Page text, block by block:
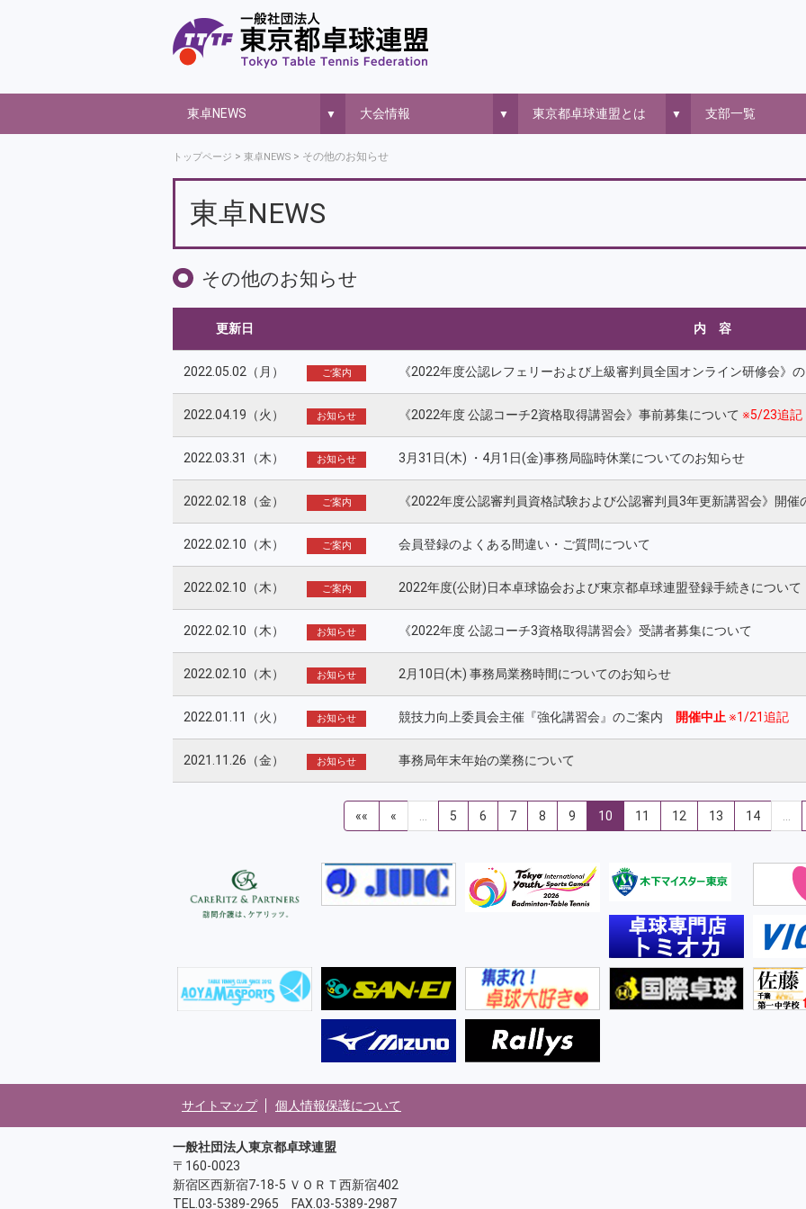
東卓NEWS ▼ 大会情報 ▼ 東京都卓球連盟とは ▼ 支部一覧
トップページ 東卓NEWS その他のお知らせ
東卓NEWS
その他のお知らせ
更新日 内 容
2022.05.02（月） ご案内 《2022年度公認レフェリーおよび上級審判員全国オンライン研修会》
2022.04.19（火） お知らせ 《2022年度 公認コーチ2資格取得講習会》事前募集について ※5/23追記
2022.03.31（木） お知らせ 3月31日(木) ・4月1日(金)事務局臨時休業についてのお知らせ
2022.02.18（金） ご案内 《2022年度公認審判員資格試験および公認審判員3年更新講習会》開催
2022.02.10（木） ご案内 会員登録のよくある間違い・ご質問について
2022.02.10（木） ご案内 2022年度(公財)日本卓球協会および東京都卓球連盟登録手続きについて
2022.02.10（木） お知らせ 《2022年度 公認コーチ3資格取得講習会》受講者募集について
2022.02.10（木） お知らせ 2月10日(木) 事務局業務時間についてのお知らせ
2022.01.11（火） お知らせ 競技力向上委員会主催『強化講習会』のご案内 開催中止 ※1/21追記
2021.11.26（金） お知らせ 事務局年末年始の業務について
«« « … 5 6 7 8 9 10 11 12 13 14 …
サイトマップ 個人情報保護について
一般社団法人東京都卓球連盟
〒160-0023
新宿区西新宿7-18-5 ＶＯＲＴ西新宿402
TEL.03-5389-2965 FAX.03-5389-2987